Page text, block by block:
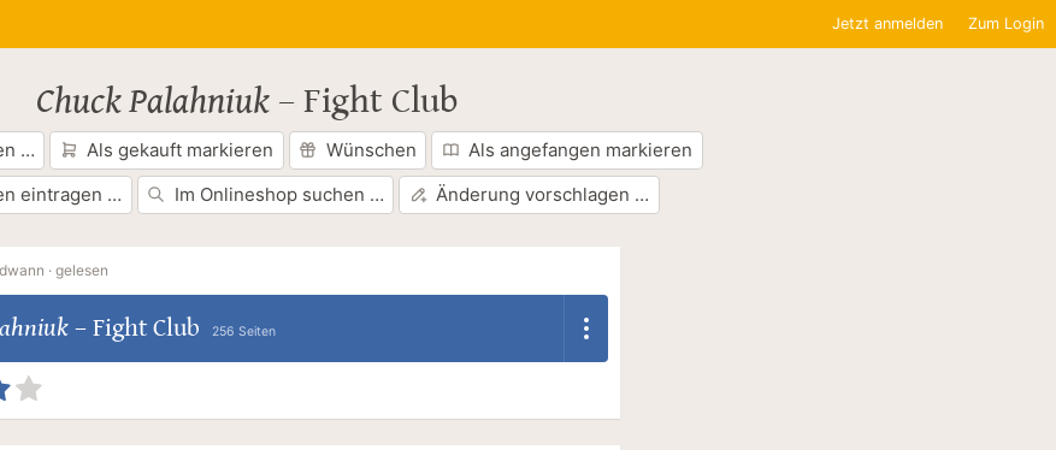
Jetzt anmelden Zum Login
Chuck Palahniuk– Fight Club
… Als gekauft markieren Wünschen
Als angefangen markieren
eintragen …
Im Onlineshop suchen … Änderung vorschlagen …
· gelesen
– Fight Club 256 Seiten